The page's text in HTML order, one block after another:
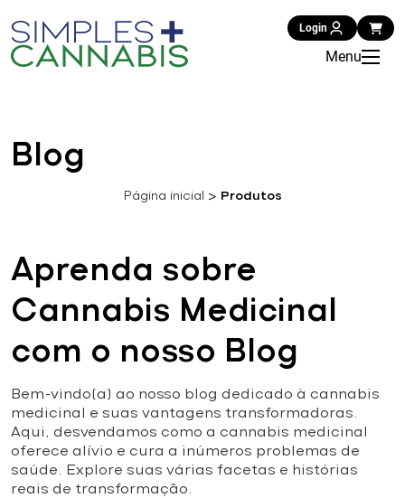
Login
Menu
Blog
Página inicial > Produtos
Aprenda sobre
Cannabis Medicinal
com o nosso Blog
Bem-vindo(a) ao nosso blog dedicado à cannabis
medicinal e suas vantagens transformadoras.
Aqui, desvendamos como a cannabis medicinal
oferece alívio e cura a inúmeros problemas de
saúde. Explore suas várias facetas e histórias
reais de transformação.